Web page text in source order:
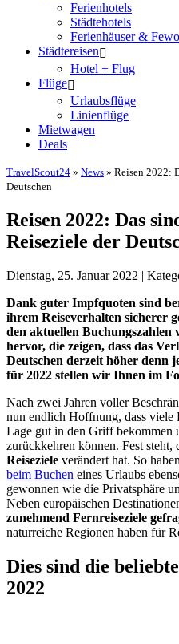
Ferienhotels
Städtehotels
Ferienhäuser &
Städtereisen
Hotel + Flug
Flüge
Urlaubsflüge
Linienflüge
Mietwagen
Deals
TravelScout24 » News » Reisen 2022:
Deutschen
Reisen 2022: Das
Reiseziele der
Dienstag, 25. Januar 2022 |
Dank guter Impfquoten sind
ihrem Reiseverhalten sicherer
den aktuellen
hervor, die zeigen, dass das
Deutschen derzeit höher denn
für 2022 stellen wir Ihnen im
Nach zwei Jahren voller
nun endlich Hoffnung, dass viele
Lage gut in den Griff bekommen
zurückkehren können. Fest steht,
Reiseziele verändert hat. So haben
beim Buchen eines Urlaubs
gewonnen wie die Privatsphäre
Neben europäischen
zunehmend Fernreiseziele
naturreiche Regionen haben für
Dies sind die
2022